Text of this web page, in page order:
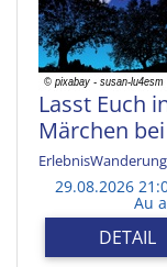
Lasst Euch
Märchen
ErlebnisWanderung
29.08.2026
Au
DETAIL